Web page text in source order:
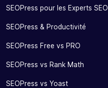
SEOPress pour les Experts SEO
SEOPress & Productivité
SEOPress Free vs PRO
SEOPress vs Rank Math
SEOPress vs Yoast